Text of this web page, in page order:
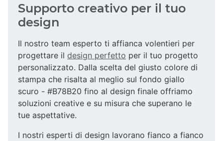
Supporto creativo per il tuo
design
Il nostro team esperto ti affianca volentieri per
progettare il design perfetto per il tuo progetto
personalizzato. Dalla scelta del giusto colore di
stampa che risalta al meglio sul fondo giallo
scuro - #B78B20 fino al design finale offriamo
soluzioni creative e su misura che superano le
tue aspettative.
I nostri esperti di design lavorano fianco a fianco